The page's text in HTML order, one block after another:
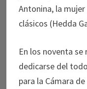
Antonina, la
clásicos (Hedda
En los noventa
dedicarse del
para la Cámara